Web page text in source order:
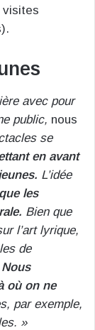
visites
avec pour
public, nous
se
en avant
L’idée
les
Bien que
l’art lyrique,
de
Nous
où on ne
par exemple,
»